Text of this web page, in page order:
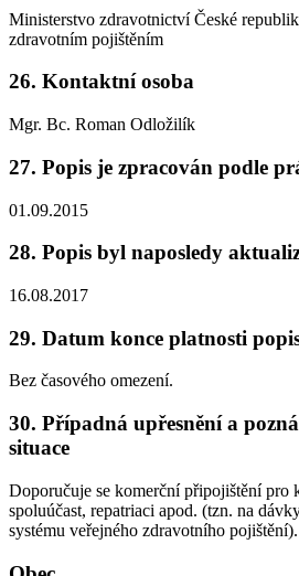
Ministerstvo zdravotnictví České
zdravotním pojištěním
26. Kontaktní osoba
Mgr. Bc. Roman Odložilík
27. Popis je zpracován podle
01.09.2015
28. Popis byl naposledy
16.08.2017
29. Datum konce platnosti
Bez časového omezení.
30. Případná upřesnění a
situace
Doporučuje se komerční připojištění pro
spoluúčast, repatriaci apod. (tzn. na
systému veřejného zdravotního pojištění).